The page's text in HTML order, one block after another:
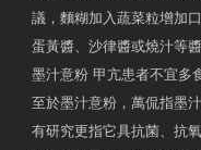
議，麵糊加入蔬菜粒增加
蛋黃醬、沙律醬或燒汁等醬
墨汁意粉 甲亢患者不宜多
至於墨汁意粉，萬侃指墨
有研究更指它具抗菌、抗